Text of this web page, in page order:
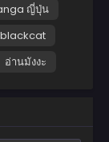
ญี่ปุ่น
อ่านมังงะ